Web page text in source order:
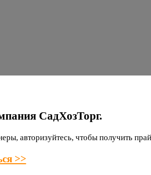
СадХозТорг.
авторизуйтесь, чтобы получить
>>